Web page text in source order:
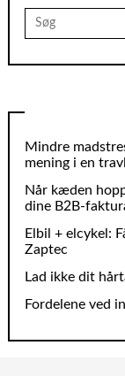
for:
Mindre
mening i en
Når kæden
dine
Elbil + elcykel:
Zaptec
Lad ikke dit
Fordelene ved